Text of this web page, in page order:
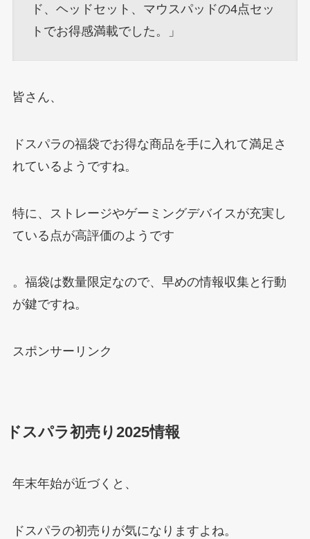
ド、ヘッドセット、マウスパッドの4点セッ
トでお得感満載でした。」
皆さん、
ドスパラの福袋でお得な商品を手に入れて満足さ
れているようですね。
特に、ストレージやゲーミングデバイスが充実し
ている点が高評価のようです
。福袋は数量限定なので、早めの情報収集と行動
が鍵ですね。
スポンサーリンク
ドスパラ初売り2025情報
年末年始が近づくと、
ドスパラの初売りが気になりますよね。